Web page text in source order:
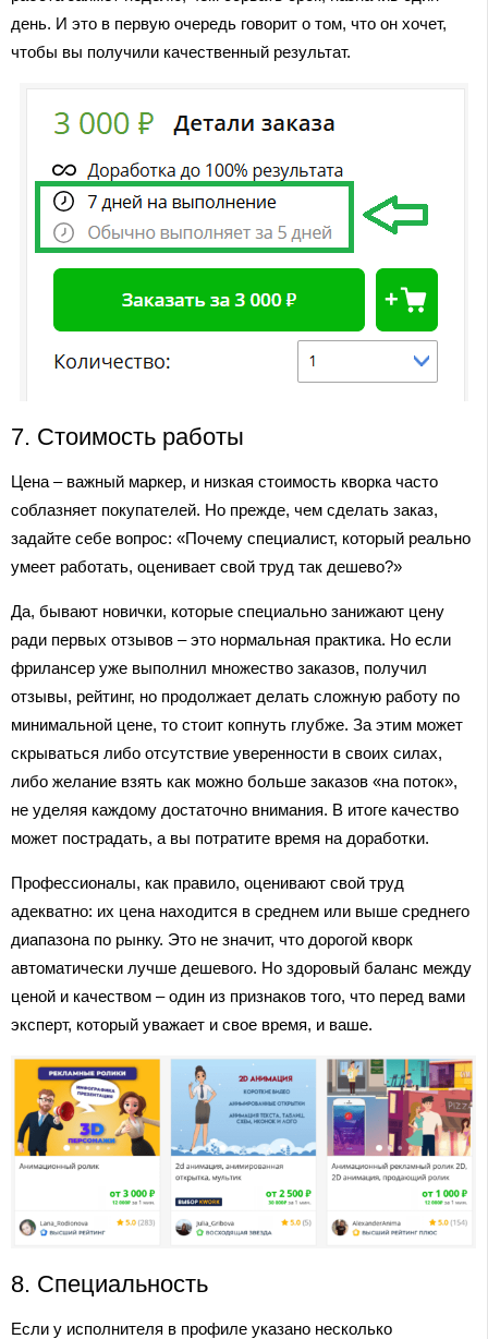
день. И это в первую очередь говорит о том, что он хочет,
чтобы вы получили качественный результат.
7. Стоимость работы
Цена – важный маркер, и низкая стоимость кворка часто
соблазняет покупателей. Но прежде, чем сделать заказ,
задайте себе вопрос: «Почему специалист, который реально
умеет работать, оценивает свой труд так дешево?»
Да, бывают новички, которые специально занижают цену
ради первых отзывов – это нормальная практика. Но если
фрилансер уже выполнил множество заказов, получил
отзывы, рейтинг, но продолжает делать сложную работу по
минимальной цене, то стоит копнуть глубже. За этим может
скрываться либо отсутствие уверенности в своих силах,
либо желание взять как можно больше заказов «на поток»,
не уделяя каждому достаточно внимания. В итоге качество
может пострадать, а вы потратите время на доработки.
Профессионалы, как правило, оценивают свой труд
адекватно: их цена находится в среднем или выше среднего
диапазона по рынку. Это не значит, что дорогой кворк
автоматически лучше дешевого. Но здоровый баланс между
ценой и качеством – один из признаков того, что перед вами
эксперт, который уважает и свое время, и ваше.
8. Специальность
Если у исполнителя в профиле указано несколько